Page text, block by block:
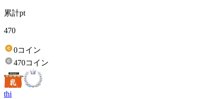
累計pt
470
0コイン
470コイン
thi